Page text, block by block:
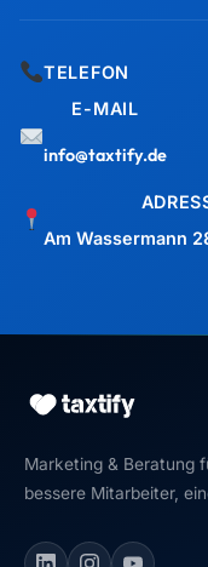
TELEFON
E-MAIL
info@taxtify.de
Am Wassermann
Marketing & Beratung
bessere Mitarbeiter,